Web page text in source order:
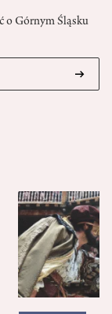
o Górnym Śląsku